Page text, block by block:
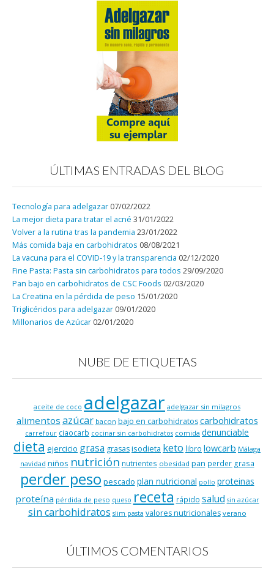
ÚLTIMAS ENTRADAS DEL BLOG
Tecnología para adelgazar 07/02/2022
La mejor dieta para tratar el acné 31/01/2022
Volver a la rutina tras la pandemia 23/01/2022
Más comida baja en carbohidratos 08/08/2021
La vacuna para el COVID-19 y la transparencia 02/12/2020
Fine Pasta: Pasta sin carbohidratos para todos 29/09/2020
Pan bajo en carbohidratos de CSC Foods 02/03/2020
La Creatina en la pérdida de peso 15/01/2020
Triglicéridos para adelgazar 09/01/2020
Millonarios de Azúcar 02/01/2020
NUBE DE ETIQUETAS
aceite de coco adelgazar adelgazar sin milagros
alimentos azúcar bacon bajo en carbohidratos carbohidratos
carrefour ciaocarb cocinar sin carbohidratos comida denunciable
dieta ejercicio grasa grasasisodieta keto libro lowcarb Málaga
navidad niños nutrición nutrientes obesidad pan perder grasa
perder peso pescado plan nutricional pollo proteinas
proteína pérdida de peso queso receta rápido salud sin azúcar
sin carbohidratos slim pasta valores nutricionales verano
ÚLTIMOS COMENTARIOS